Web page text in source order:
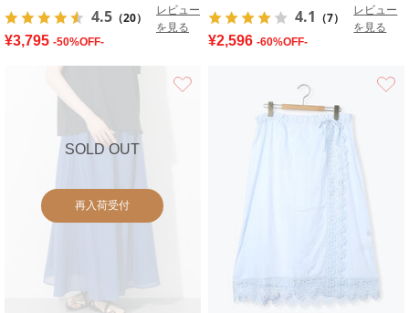
4.5 （20）
レビュー
を見る
¥3,795 -50%OFF-
4.1 （7）
レビュー
を見る
¥2,596 -60%OFF-
SOLD OUT
再入荷受付